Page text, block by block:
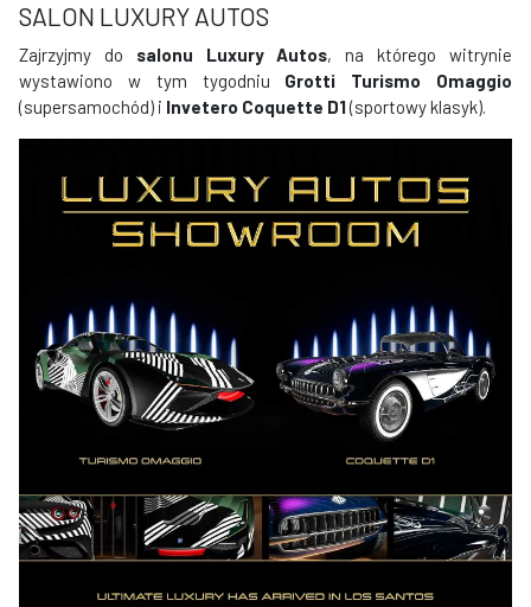
SALON LUXURY AUTOS
Zajrzyjmy do salonu Luxury Autos, na którego witrynie
wystawiono w tym tygodniu Grotti Turismo Omaggio
(supersamochód) i Invetero Coquette D1(sportowy klasyk).